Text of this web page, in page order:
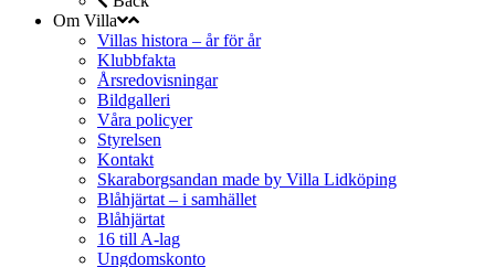
Om Villa
Villas histora – år för år
Klubbfakta
Årsredovisningar
Bildgalleri
Våra policyer
Styrelsen
Kontakt
Skaraborgsandan made by Villa Lidköping
Blåhjärtat – i samhället
Blåhjärtat
16 till A-lag
Ungdomskonto